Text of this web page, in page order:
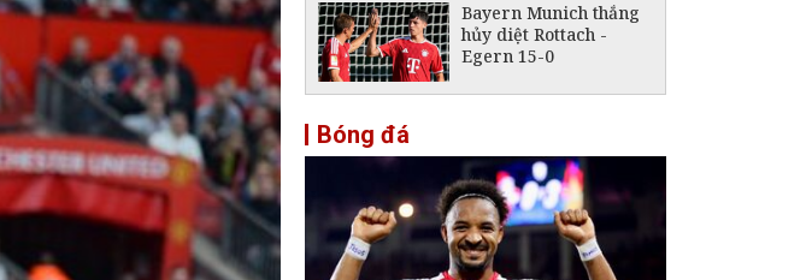
Bayern Munich thắng
hủy diệt Rottach -
Egern 15-0
phần giữa làn sóng
phản đối
Bóng đá